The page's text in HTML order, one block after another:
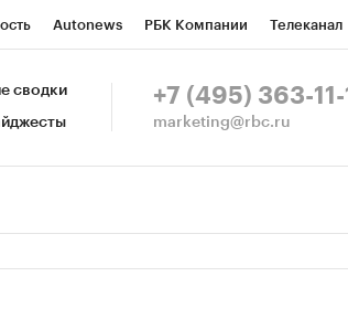
Autonews РБК Компании Телеканал
СПб Конференции СПб Спецпроекты
сводки +7 (495) 363-11-
marketing@rbc.ru